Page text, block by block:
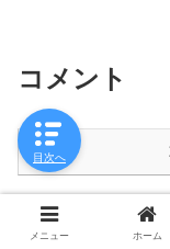
コメント
ホーム 子育
メニュー ホーム
目次へ